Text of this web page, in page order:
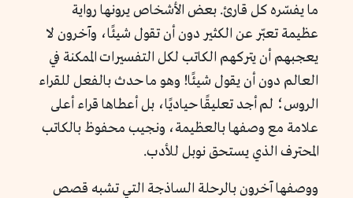
ما يفسّره كل قارئ. بعض الأشخاص يرونها رواية
عظيمة تعبّر عن الكثير دون أن تقول شيئًا، وآخرون لا
يعجبهم أن يتركهم الكاتب لكل التفسيرات الممكنة في
العالم دون أن يقول شيئًا! وهو ما حدث بالفعل للقراء
الروس؛ لم أجد تعليقًا حياديًا، بل أعطاها قراء أعلى
علامة مع وصفها بالعظيمة، ونجيب محفوظ بالكاتب
المحترف الذي يستحق نوبل للأدب.
ووصفها آخرون بالرحلة الساذجة التي تشبه قصص